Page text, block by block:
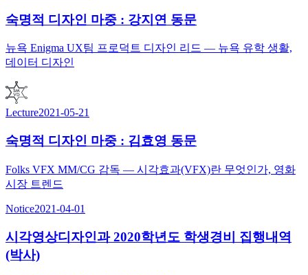
숙명적 디자인 마중 : 강지연 동문
뉴욕 Enigma UX팀 프로덕트 디자인 리드 — 뉴욕 유학 생활,
데이터 디자인
Lecture2021-05-21
숙명적 디자인 마중 : 김효영 동문
Folks VFX MM/CG 감독 — 시각효과(VFX)란 무엇인가, 영화
시장 트렌드
Notice2021-04-01
시각영상디자인과 2020학년도 학생경비 집행내역
(박사)